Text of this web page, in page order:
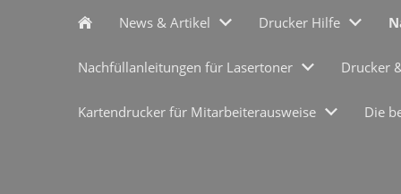
News & Artikel Drucker Hilfe
Nachfüllanleitungen für Lasertoner Drucker
Kartendrucker für Mitarbeiterausweise Die